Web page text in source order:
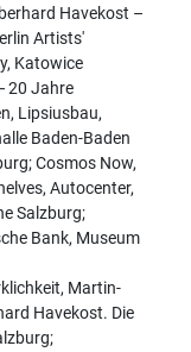
Havekost –
Artists'
Katowice
20 Jahre
Lipsiusbau,
Baden-Baden
Cosmos Now,
Autocenter,
Salzburg;
Bank, Museum
Martin-
Havekost. Die